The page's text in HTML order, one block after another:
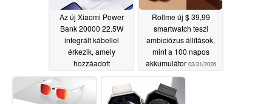
Az új Xiaomi Power
Bank 20000 22.5W
integrált kábellel
érkezik, amely
hozzáadott
egészségügy
funkciókat tartalmaz
Rollme új $ 39,99
smartwatch teszi
ambiciózus állítások,
mint a 100 napos
akkumulátor 03/31/2026